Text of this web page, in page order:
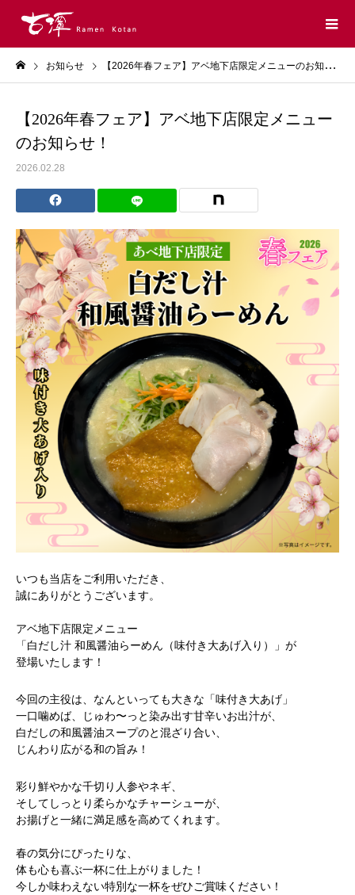
お知らせ 【2026年春フェア】アベ地下店限定メニューのお知らせ！
【2026年春フェア】アベ地下店限定メニュー
のお知らせ！
2026.02.28
いつも当店をご利用いただき、
誠にありがとうございます。
アベ地下店限定メニュー
「白だし汁 和風醤油らーめん（味付き大あげ入り）」が
登場いたします！
今回の主役は、なんといっても大きな「味付き大あげ」
一口噛めば、じゅわ〜っと染み出す甘辛いお出汁が、
白だしの和風醤油スープのと混ざり合い、
じんわり広がる和の旨み！
彩り鮮やかな千切り人参やネギ、
そしてしっとり柔らかなチャーシューが、
お揚げと一緒に満足感を高めてくれます。
春の気分にぴったりな、
体も心も喜ぶ一杯に仕上がりました！
今しか味わえない特別な一杯をぜひご賞味ください！